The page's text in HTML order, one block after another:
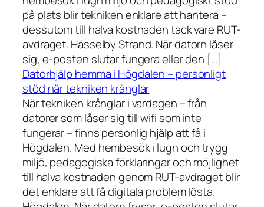
på plats blir tekniken enklare att hantera –
dessutom till halva kostnaden tack vare RUT-
avdraget. Hässelby Strand. När datorn låser
sig, e-posten slutar fungera eller den […]
Datorhjälp hemma i Högdalen – personligt
stöd när tekniken krånglar
När tekniken krånglar i vardagen – från
datorer som låser sig till wifi som inte
fungerar – finns personlig hjälp att få i
Högdalen. Med hembesök i lugn och trygg
miljö, pedagogiska förklaringar och möjlighet
till halva kostnaden genom RUT-avdraget blir
det enklare att få digitala problem lösta.